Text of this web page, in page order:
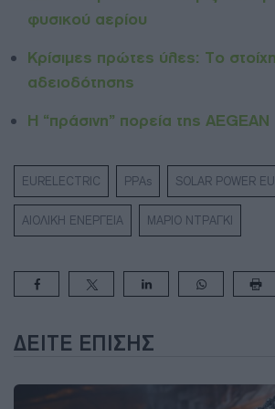
φυσικού αερίου
Κρίσιμες πρώτες ύλες: Το
αδειοδότησης
Η “πράσινη” πορεία της AEGEAN
EURELECTRIC PPAs SOLAR POWER
ΑΙΟΛΙΚΗ ΕΝΕΡΓΕΙΑ ΜΑΡΙΟ ΝΤΡΑΓΚΙ
ΔΕΊΤΕ ΕΠΊΣΗΣ